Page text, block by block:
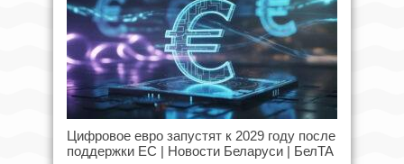
Цифровое евро запустят к 2029 году после
поддержки ЕС | Новости Беларуси | БелТА